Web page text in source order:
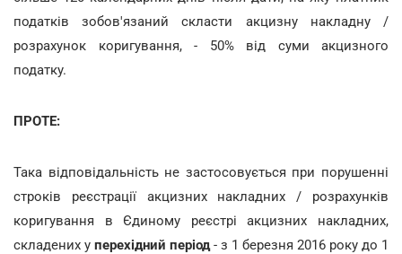
податків зобов'язаний скласти акцизну накладну /
розрахунок коригування, - 50% від суми акцизного
податку.
ПРОТЕ:
Така відповідальність не застосовується при порушенні
строків реєстрації акцизних накладних / розрахунків
коригування в Єдиному реєстрі акцизних накладних,
складених у перехідний період- з 1 березня 2016 року до 1